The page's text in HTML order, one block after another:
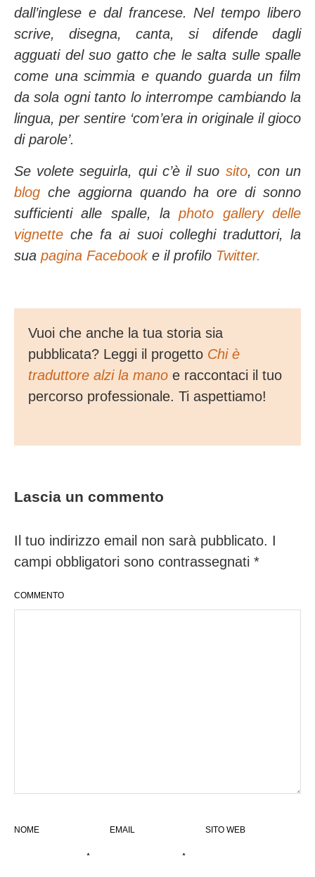
dall’inglese e dal francese. Nel tempo libero
scrive, disegna, canta, si difende dagli
agguati del suo gatto che le salta sulle spalle
come una scimmia e quando guarda un film
da sola ogni tanto lo interrompe cambiando la
lingua, per sentire ‘com’era in originale il gioco
di parole’.
Se volete seguirla, qui c’è il suo sito, con un
blog che aggiorna quando ha ore di sonno
sufficienti alle spalle, laphoto gallery delle
vignette che fa ai suoi colleghi traduttori, la
sua pagina Facebooke il profilo Twitter.
Vuoi che anche la tua storia sia
pubblicata? Leggi il progetto Chi è
traduttore alzi la mano e raccontaci il tuo
percorso professionale. Ti aspettiamo!
Lascia un commento
Il tuo indirizzo email non sarà pubblicato. I
campi obbligatori sono contrassegnati *
COMMENTO
NOME
*
EMAIL
*
SITO WEB